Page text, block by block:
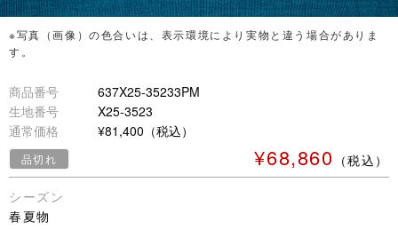
※写真（画像）の色合いは、表示環境により実物と違う場合がありま
す。
商品番号
637X25-35233PM
生地番号
X25-3523
通常価格
¥81,400（税込）
¥68,860 （税込）
品切れ
シーズン
春夏物